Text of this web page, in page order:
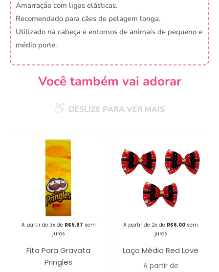
Amarração com ligas elásticas.
Recomendado para cães de pelagem longa.
Utilizado na cabeça e entornos de animais de pequeno e
médio porte.
Você também vai adorar
DESLIZE PARA VER MAIS
A partir de 3x de R$5,67 sem
juros
Fita Para Gravata
Pringles
A partir de 2x de R$6,00 sem
juros
Laço Médio Red Love
A partir de
Campanha lançada com
sucesso!